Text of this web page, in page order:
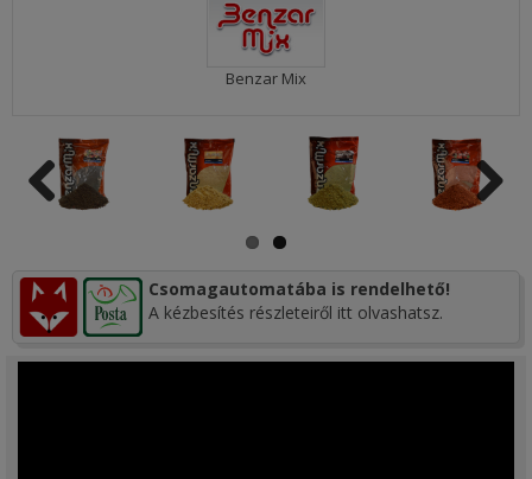
Benzar Mix
Csomagautomatába is rendelhető!
A kézbesítés részleteiről itt olvashatsz.